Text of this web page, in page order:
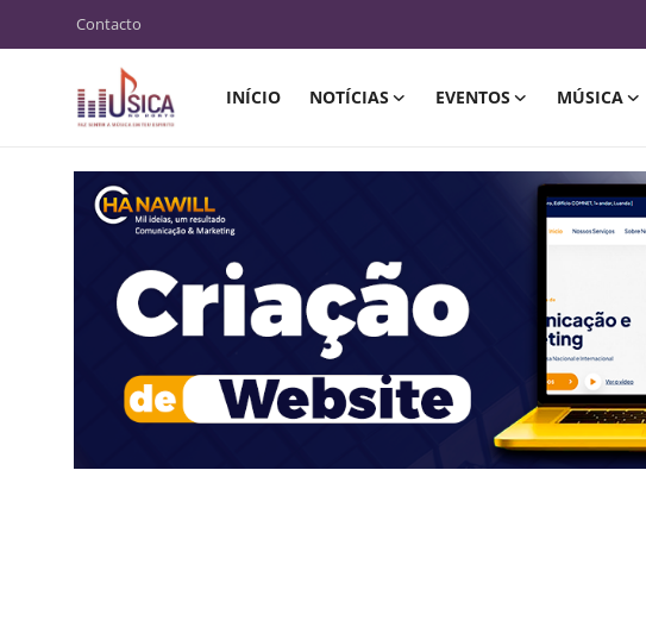
Contacto
INÍCIO NOTÍCIAS EVENTOS MÚSICA